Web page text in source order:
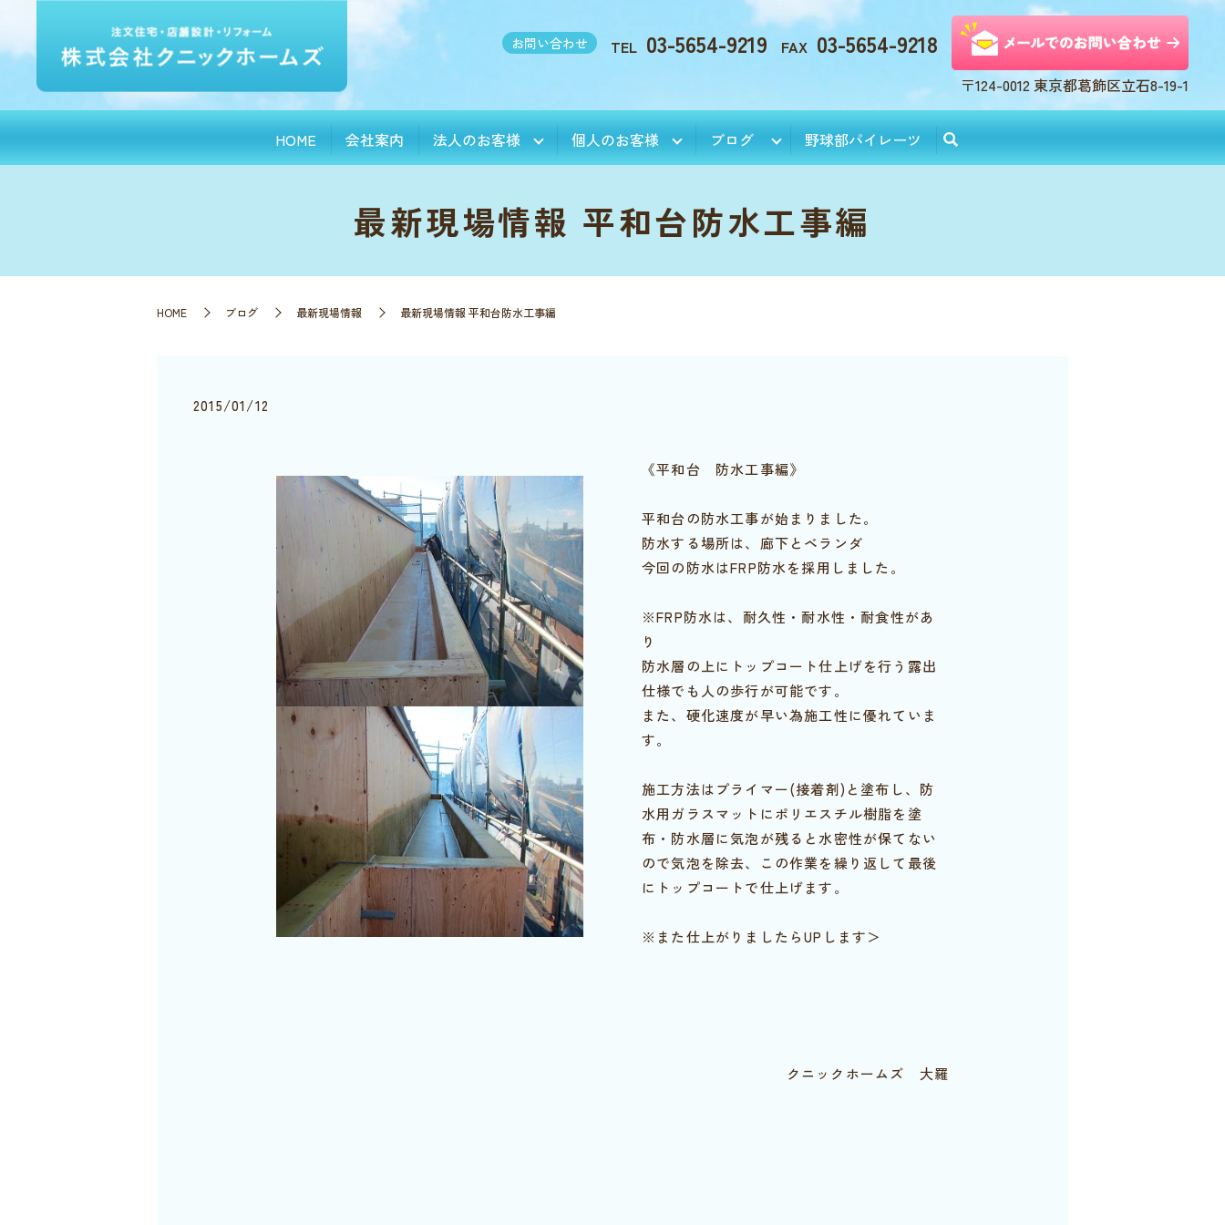
お問い合わせ TEL 03-5654-9219 FAX 03-5654-9218
〒124-0012 東京都葛飾区立石8-19-1
HOME 会社案内 法人のお客様 個人のお客様 ブログ 野球部パイレーツ
最新現場情報 平和台防水工事編
HOME ブログ 最新現場情報 最新現場情報 平和台防水工事編
2015/01/12
《平和台 防水工事編》
平和台の防水工事が始まりました。
防水する場所は、廊下とベランダ
今回の防水はFRP防水を採用しました。
※FRP防水は、耐久性・耐水性・耐食性があ
り
防水層の上にトップコート仕上げを行う露出
仕様でも人の歩行が可能です。
また、硬化速度が早い為施工性に優れていま
す。
施工方法はプライマー(接着剤)と塗布し、防
水用ガラスマットにポリエスチル樹脂を塗
布・防水層に気泡が残ると水密性が保てない
ので気泡を除去、この作業を繰り返して最後
にトップコートで仕上げます。
※また仕上がりましたらUPします＞
クニックホームズ 大羅